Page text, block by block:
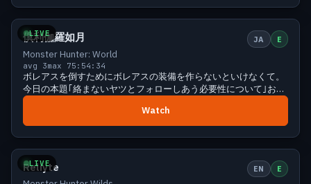
LIVE
Small 5 viewers
倶利伽羅如月 JA E
Monster Hunter: World
avg 3max 75:54:34
ボレアスを倒すためにボレアスの装備を作らないといけなくて。
今日の本題｢絡まないヤツとフォローしあう必要性について｣おし
ゃべりとかおさんぽとかしよう？一緒に遊んだり教えたりしてほ
Watch
LIVE
Small 5 viewers
Reliyte EN E